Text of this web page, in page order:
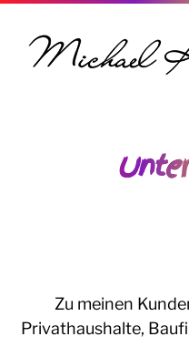
Zu meinen
Privathaushalte,